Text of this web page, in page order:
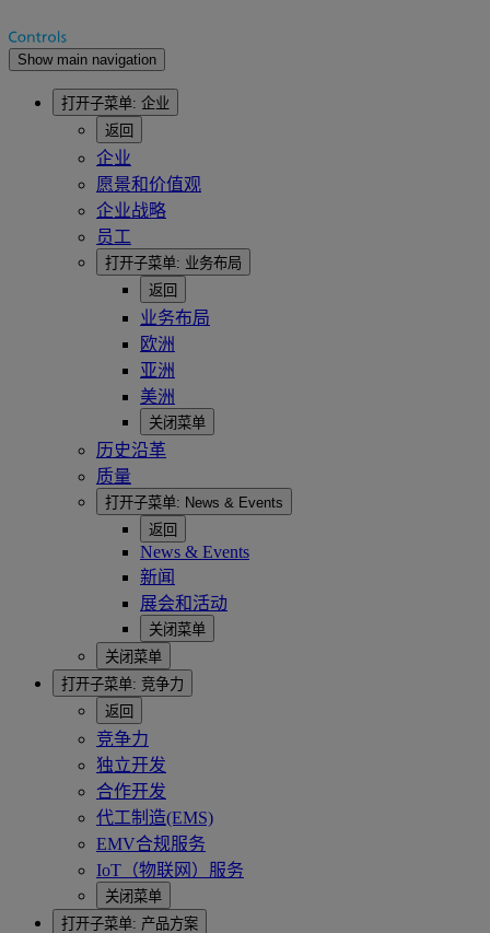
Show main navigation
打开子菜单: 企业
返回
企业
愿景和价值观
企业战略
员工
打开子菜单: 业务布局
返回
业务布局
欧洲
亚洲
美洲
关闭菜单
历史沿革
质量
打开子菜单: News & Events
返回
News & Events
新闻
展会和活动
关闭菜单
关闭菜单
打开子菜单: 竞争力
返回
竞争力
独立开发
合作开发
代工制造(EMS)
EMV合规服务
IoT（物联网）服务
关闭菜单
打开子菜单: 产品方案